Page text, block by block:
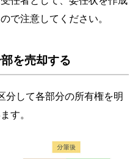
で注意してください。
を売却する
分して各部分の所有権を明
す。